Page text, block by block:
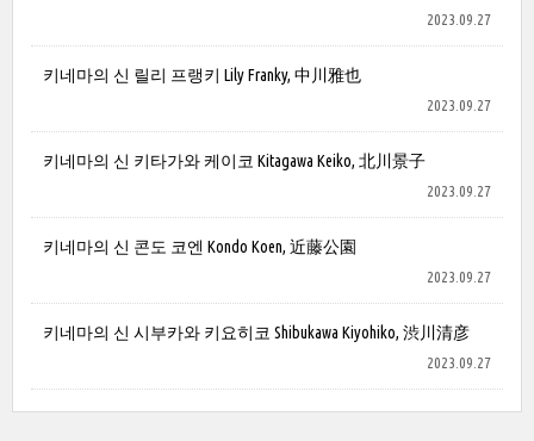
2023.09.27
키네마의 신 릴리 프랭키 Lily Franky, 中川雅也
2023.09.27
키네마의 신 키타가와 케이코 Kitagawa Keiko, 北川景子
2023.09.27
키네마의 신 콘도 코엔 Kondo Koen, 近藤公園
2023.09.27
키네마의 신 시부카와 키요히코 Shibukawa Kiyohiko, 渋川清彦
2023.09.27